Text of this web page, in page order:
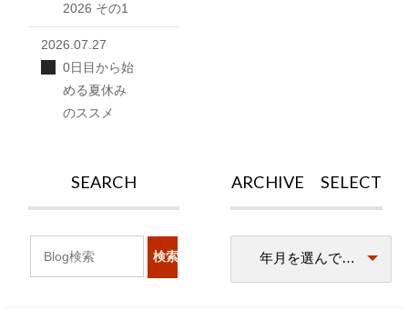
2026 その1
2026.07.27
0日目から始
める夏休み
のススメ
ARCHIVE SELECT
SEARCH